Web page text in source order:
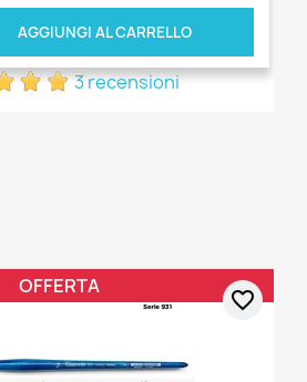
AGGIUNGI AL CARRELLO
3 recensioni
OFFERTA
favorite_border